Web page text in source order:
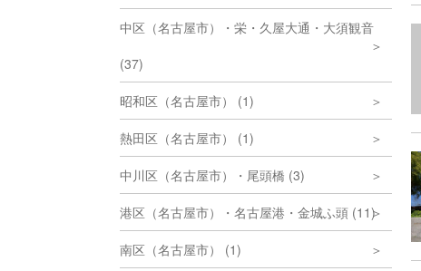
中区（名古屋市）・栄・久屋大通・大須観音
(37)
昭和区（名古屋市） (1)
熱田区（名古屋市） (1)
中川区（名古屋市）・尾頭橋 (3)
港区（名古屋市）・名古屋港・金城ふ頭 (11)
南区（名古屋市） (1)